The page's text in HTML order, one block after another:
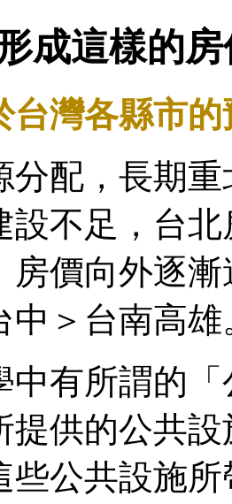
成這樣的
台灣各縣市
分配，長期
設不足，台
房價向外逐
中＞台南高雄
中有所謂的
提供的公共
些公共設施